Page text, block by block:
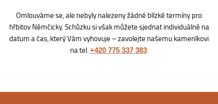
Omlouváme se, ale nebyly nalezeny žádné blízké termíny pro
hřbitov Němčicky. Schůzku si však můžete sjednat individuálně na
datum a čas, který Vám vyhovuje – zavolejte našemu kameníkovi
na tel.+420 775 337 383.